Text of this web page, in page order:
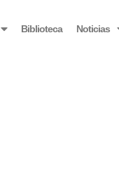
Biblioteca Noticias